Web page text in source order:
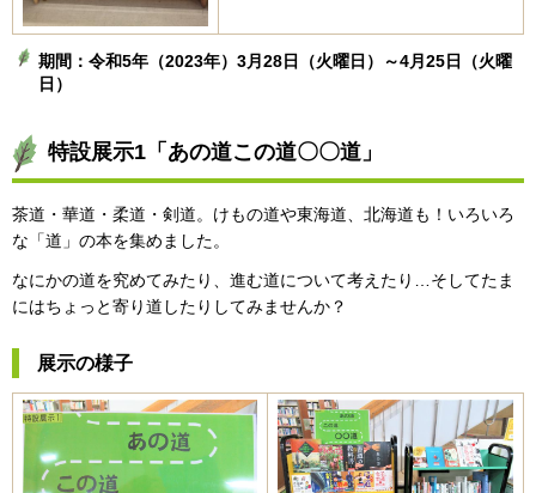
期間：令和5年（2023年）3月28日（火曜日）～4月25日（火曜
日）
特設展示1「あの道この道〇〇道」
茶道・華道・柔道・剣道。けもの道や東海道、北海道も！いろいろ
な「道」の本を集めました。
なにかの道を究めてみたり、進む道について考えたり…そしてたま
にはちょっと寄り道したりしてみませんか？
展示の様子